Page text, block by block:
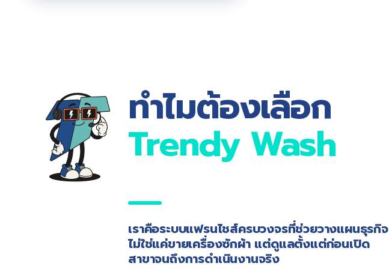
ทำไมต้องเลือก
Trendy Wash
เราคือระบบแฟรนไชส์ครบวงจรที่ช่วยวางแผนธุรกิจ
ไม่ใช่แค่ขายเครื่องซักผ้า แต่ดูแลตั้งแต่ก่อนเปิด
สาขาจนถึงการดำเนินงานจริง